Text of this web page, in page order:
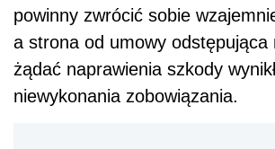
powinny zwrócić sobie
a strona od umowy odstępująca
żądać naprawienia szkody
niewykonania zobowiązania.